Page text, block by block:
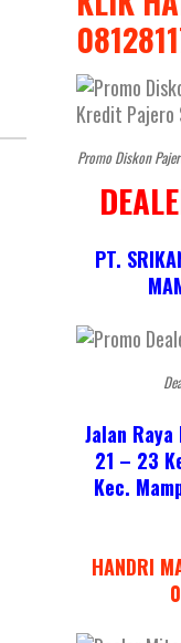
Promo Diskon
PT.
Jalan
21 – 23
Kec.
HANDRI